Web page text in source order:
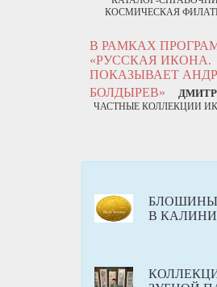
КОСМИЧЕСКАЯ
В РАМКАХ
«РУССКАЯ ИКОНА.
ПОКАЗЫВАЕТ
БОЛДЫРЕВ»
ЧАСТНЫЕ КОЛЛЕКЦИИ
В